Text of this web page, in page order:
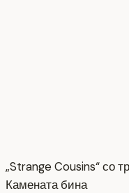
„Strange Cousins“ со
Камената бина